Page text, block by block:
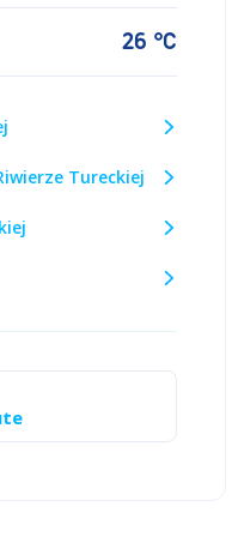
26 °C
Tureckiej